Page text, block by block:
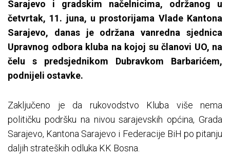
Sarajevo i gradskim načelnicima, održanog u
četvrtak, 11. juna, u prostorijama Vlade Kantona
Sarajevo, danas je održana vanredna sjednica
Upravnog odbora kluba na kojoj su članovi UO, na
čelu s predsjednikom Dubravkom Barbarićem,
podnijeli ostavke.
Zaključeno je da rukovodstvo Kluba više nema
političku podršku na nivou sarajevskih općina, Grada
Sarajevo, Kantona Sarajevo i Federacije BiH po pitanju
daljih strateških odluka KK Bosna.